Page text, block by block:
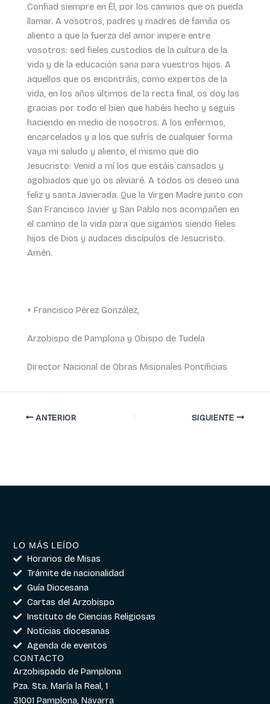
Confiad siempre en Él, por los caminos que os pueda
llamar. A vosotros, padres y madres de familia os
aliento a que la fuerza del amor impere entre
vosotros: sed fieles custodios de la cultura de la
vida y de la educación sana para vuestros hijos. A
aquellos que os encontráis, como expertos de la
vida, en los años últimos de la recta final, os doy las
gracias por todo el bien que habéis hecho y seguís
haciendo en medio de nosotros. A los enfermos,
encarcelados y a los que sufrís de cualquier forma
vaya mi saludo y aliento, el mismo que dio
Jesucristo: Venid a mí los que estáis cansados y
agobiados que yo os aliviaré. A todos os deseo una
feliz y santa Javierada. Que la Virgen Madre junto con
San Francisco Javier y San Pablo nos acompañen en
el camino de la vida para que sigamos siendo fieles
hijos de Dios y audaces discípulos de Jesucristo.
Amén.
+ Francisco Pérez González,
Arzobispo de Pamplona y Obispo de Tudela
Director Nacional de Obras Misionales Pontificias
ANTERIOR SIGUIENTE
LO MÁS LEÍDO
Horarios de Misas
Trámite de nacionalidad
Guía Diocesana
Cartas del Arzobispo
Instituto de Ciencias Religiosas
Noticias diocesanas
Agenda de eventos
CONTACTO
Arzobispado de Pamplona
Pza. Sta. María la Real, 1
31001 Pamplona, Navarra